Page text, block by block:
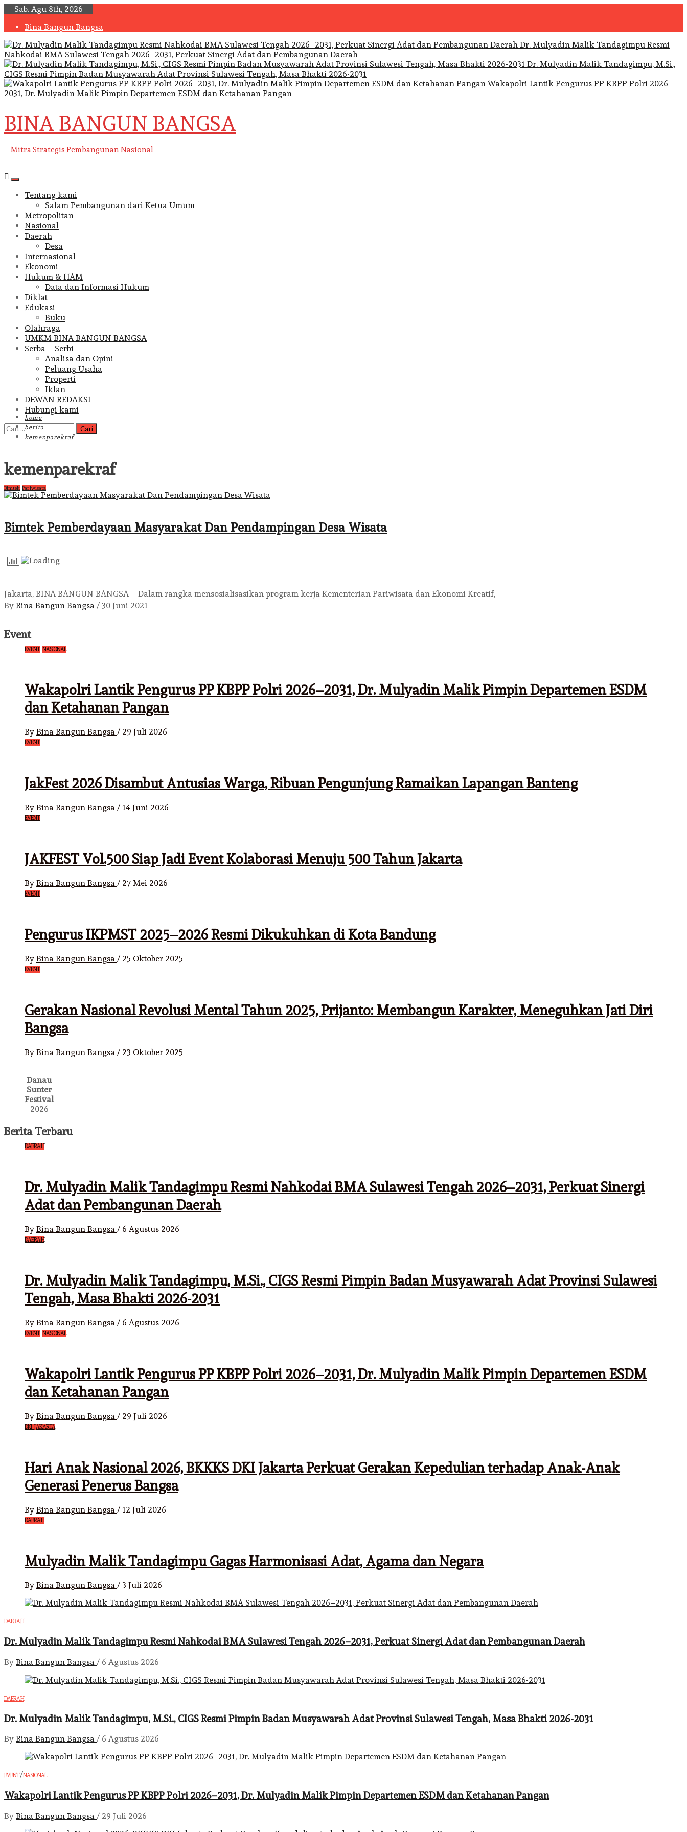
Skip
content
Sab. Agu 8th, 2026
Bina Bangun Bangsa
Dr. Mulyadin Malik Tandagimpu Resmi
Nahkodai BMA Sulawesi Tengah 2026–2031, Perkuat Sinergi Adat dan Pembangunan Daerah
Dr. Mulyadin Malik Tandagimpu, M.Si.,
CIGS Resmi Pimpin Badan Musyawarah Adat Provinsi Sulawesi Tengah, Masa Bhakti 2026-2031
Wakapolri Lantik Pengurus PP KBPP Polri 2026–
2031, Dr. Mulyadin Malik Pimpin Departemen ESDM dan Ketahanan Pangan
BINA BANGUN BANGSA
– Mitra Strategis Pembangunan Nasional –
Primary
MenuTentang kami
Salam Pembangunan dari Ketua Umum
Metropolitan
Nasional
Daerah
Desa
Internasional
Ekonomi
Hukum & HAM
Data dan Informasi Hukum
Diklat
Edukasi
Buku
Olahraga
UMKM BINA BANGUN BANGSA
Serba – Serbi
Analisa dan Opini
Peluang Usaha
Properti
Iklan
DEWAN REDAKSI
Hubungi kami
Cari
untuk:
home
berita
kemenparekraf
kemenparekraf
Bimtek Pariwisata
Bimtek Pemberdayaan Masyarakat Dan Pendampingan Desa Wisata
Jakarta, BINA BANGUN BANGSA – Dalam rangka mensosialisasikan program kerja Kementerian Pariwisata dan Ekonomi Kreatif,
By Bina Bangun Bangsa / 30 Juni 2021
Event
EVENT NASIONAL
Wakapolri Lantik Pengurus PP KBPP Polri 2026–2031, Dr. Mulyadin Malik Pimpin Departemen ESDM
dan Ketahanan Pangan
By Bina Bangun Bangsa / 29 Juli 2026
EVENT
JakFest 2026 Disambut Antusias Warga, Ribuan Pengunjung Ramaikan Lapangan Banteng
By Bina Bangun Bangsa / 14 Juni 2026
EVENT
JAKFEST Vol.500 Siap Jadi Event Kolaborasi Menuju 500 Tahun Jakarta
By Bina Bangun Bangsa / 27 Mei 2026
EVENT
Pengurus IKPMST 2025–2026 Resmi Dikukuhkan di Kota Bandung
By Bina Bangun Bangsa / 25 Oktober 2025
EVENT
Gerakan Nasional Revolusi Mental Tahun 2025, Prijanto: Membangun Karakter, Meneguhkan Jati Diri
Bangsa
By Bina Bangun Bangsa / 23 Oktober 2025
Danau
Sunter
Festival
2026
Berita Terbaru
DAERAH
Dr. Mulyadin Malik Tandagimpu Resmi Nahkodai BMA Sulawesi Tengah 2026–2031, Perkuat Sinergi
Adat dan Pembangunan Daerah
By Bina Bangun Bangsa / 6 Agustus 2026
DAERAH
Dr. Mulyadin Malik Tandagimpu, M.Si., CIGS Resmi Pimpin Badan Musyawarah Adat Provinsi Sulawesi
Tengah, Masa Bhakti 2026-2031
By Bina Bangun Bangsa / 6 Agustus 2026
EVENT NASIONAL
Wakapolri Lantik Pengurus PP KBPP Polri 2026–2031, Dr. Mulyadin Malik Pimpin Departemen ESDM
dan Ketahanan Pangan
By Bina Bangun Bangsa / 29 Juli 2026
DKI JAKARTA
Hari Anak Nasional 2026, BKKKS DKI Jakarta Perkuat Gerakan Kepedulian terhadap Anak-Anak
Generasi Penerus Bangsa
By Bina Bangun Bangsa / 12 Juli 2026
DAERAH
Mulyadin Malik Tandagimpu Gagas Harmonisasi Adat, Agama dan Negara
By Bina Bangun Bangsa / 3 Juli 2026
DAERAH
Dr. Mulyadin Malik Tandagimpu Resmi Nahkodai BMA Sulawesi Tengah 2026–2031, Perkuat Sinergi Adat dan Pembangunan Daerah
By Bina Bangun Bangsa / 6 Agustus 2026
DAERAH
Dr. Mulyadin Malik Tandagimpu, M.Si., CIGS Resmi Pimpin Badan Musyawarah Adat Provinsi Sulawesi Tengah, Masa Bhakti 2026-2031
By Bina Bangun Bangsa / 6 Agustus 2026
EVENT/NASIONAL
Wakapolri Lantik Pengurus PP KBPP Polri 2026–2031, Dr. Mulyadin Malik Pimpin Departemen ESDM dan Ketahanan Pangan
By Bina Bangun Bangsa / 29 Juli 2026